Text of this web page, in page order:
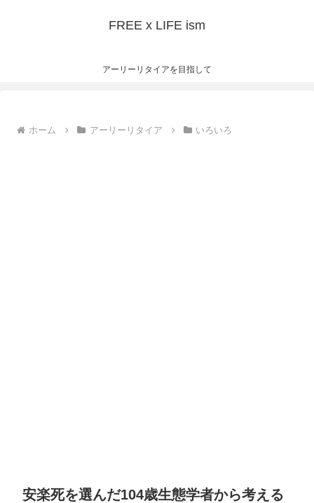
FREE x LIFE ism
アーリーリタイアを目指して
ホーム アーリーリタイア いろいろ
安楽死を選んだ104歳生態学者から考える